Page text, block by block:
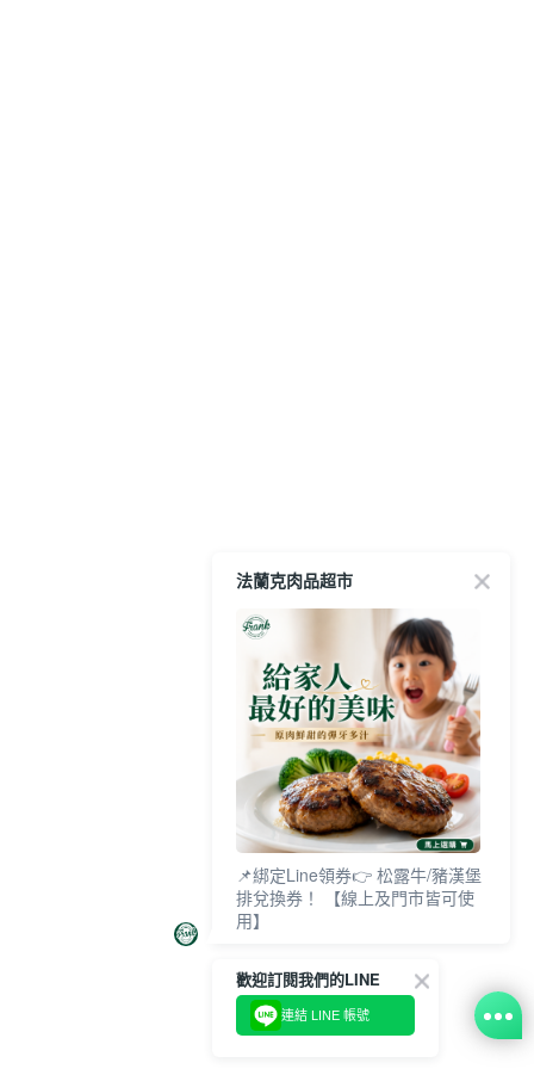
法蘭克肉品超市
📌綁定Line領券👉 松露牛/豬漢堡
排兌換券！ 【線上及門市皆可使
用】
歡迎訂閱我們的LINE
連結 LINE 帳號